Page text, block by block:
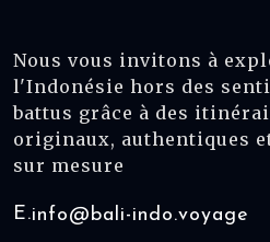
Nous vous invitons à
l'Indonésie hors des
battus grâce à des
originaux, authentiques
sur mesure
E.info@bali-indo.voyage